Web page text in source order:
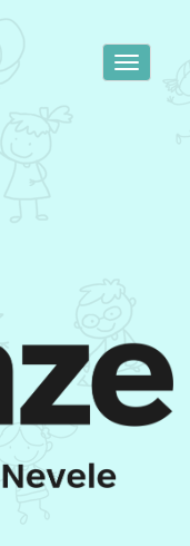
Toggle